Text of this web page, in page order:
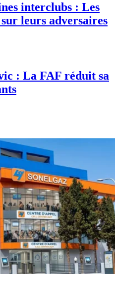
interclubs : Les
leurs adversaires
: La FAF réduit sa